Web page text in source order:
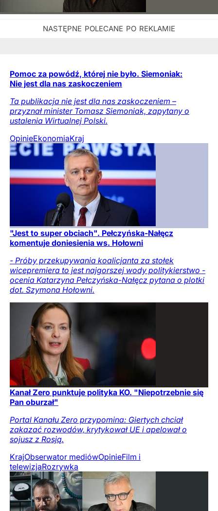
Pomoc za powódź, której nie było. Siemoniak:
Nie jest dla nas zaskoczeniem
Ta publikacja nie jest dla nas zaskoczeniem –
przyznał minister Tomasz Siemoniak, zapytany o
ustalenia Wirtualnej Polski.
OpinieEkonomiaKraj
"Jest to super obciach". Pełczyńska-Nałęcz
komentuje doniesienia ws. Hołowni
- Próby przekupywania koalicjanta za stołek
wicepremiera to jest najgorszej wody politykierstwo -
ocenia Katarzyna Pełczyńska-Nałęcz pytana o plotki
dot. Szymona Hołowni.
Kanał Zero punktuje polityka KO. "Niepotrzebnie się
Pan oburzał"
Portal Kanału Zero przypomina: Giertych chciał
zakazać rozwodów, krytykował UE i apelował o
sojusz z Rosją.
KrajObserwator mediówOpinieFilm i
telewizjaRozrywka